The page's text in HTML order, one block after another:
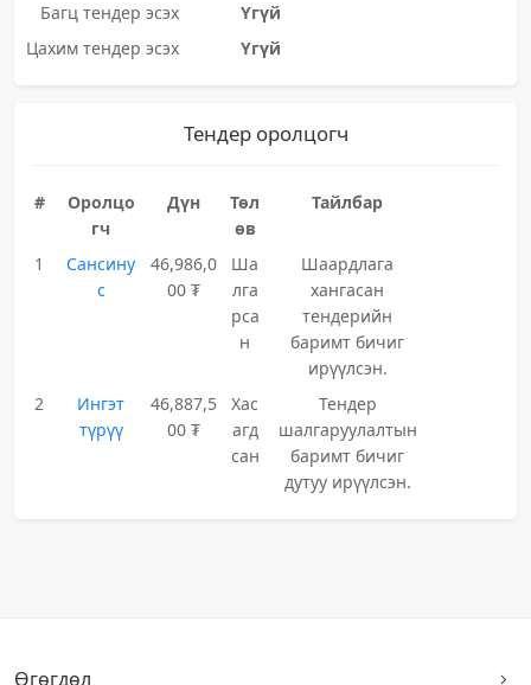
Багц тендер эсэх
Үгүй
Цахим тендер эсэх
Үгүй
Тендер оролцогч
#
Оролцо
гч
Дүн
Төл
өв
Тайлбар
1
Сансину
с
46,986,0
00 ₮
Ша
лга
рса
н
Шаардлага
хангасан
тендерийн
баримт бичиг
ирүүлсэн.
2
Ингэт
түрүү
46,887,5
00 ₮
Хас
агд
сан
Тендер
шалгаруулалтын
баримт бичиг
дутуу ирүүлсэн.
Өгөгдөл